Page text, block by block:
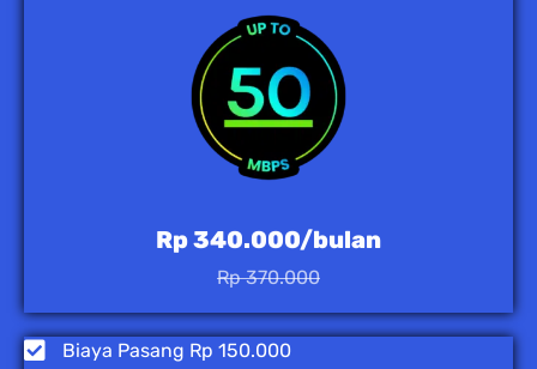
Rp 340.000/bulan
Rp 370.000
Biaya Pasang Rp 150.000